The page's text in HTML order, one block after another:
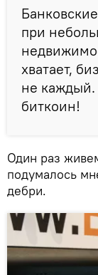
при
хватает,
не каждый.
биткоин!
Один раз
подумалось
дебри.